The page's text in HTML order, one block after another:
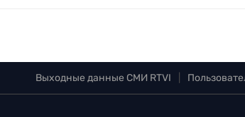
Выходные данные СМИ RTVI